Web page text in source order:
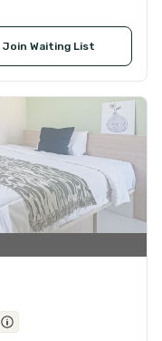
Join Waiting List